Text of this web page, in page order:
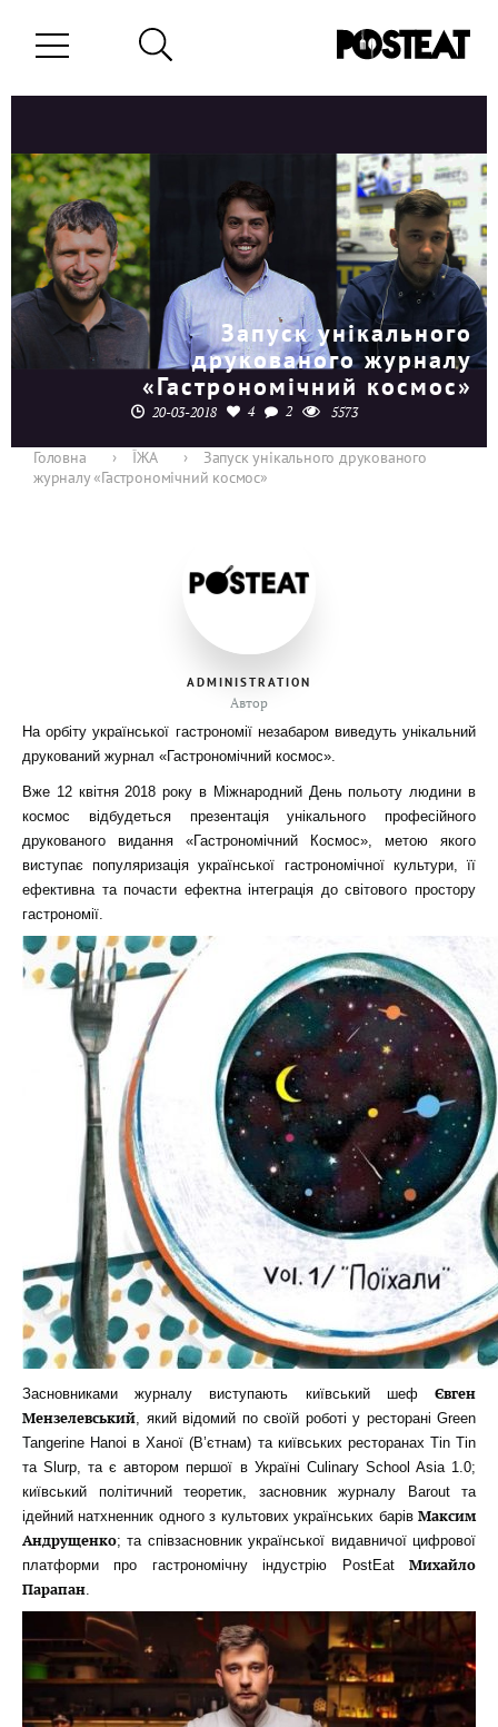
Запуск унікального
друкованого журналу
«Гастрономічний космос»
20-03-2018 4 2 5573
Головна › ЇЖА ›
Запуск унікального друкованого
журналу «Гастрономічний космос»
ADMINISTRATION
Автор
На орбіту української гастрономії незабаром виведуть унікальний
друкований журнал «Гастрономічний космос».
Вже 12 квітня 2018 року в Міжнародний День польоту людини в
космос відбудеться презентація унікального професійного
друкованого видання «Гастрономічний Космос», метою якого
виступає популяризація української гастрономічної культури, її
ефективна та почасти ефектна інтеграція до світового простору
гастрономії.
Засновниками журналу виступають київський шеф Євген
Мензелевський, який відомий по своїй роботі у ресторані Green
Tangerine Hanoi в Ханої (В’єтнам) та київських ресторанах Tin Tin
та Slurp, та є автором першої в Україні Culinary School Asia 1.0;
київський політичний теоретик, засновник журналу Barout та
ідейний натхненник одного з культових українських барів Максим
Андрущенко; та співзасновник української видавничої цифрової
платформи про гастрономічну індустрію PostEat Михайло
Парапан.